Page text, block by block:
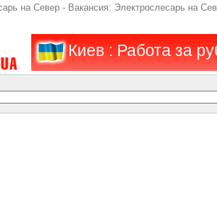
на Север - Вакансия: Электрослесарь на
Киев : Работа за